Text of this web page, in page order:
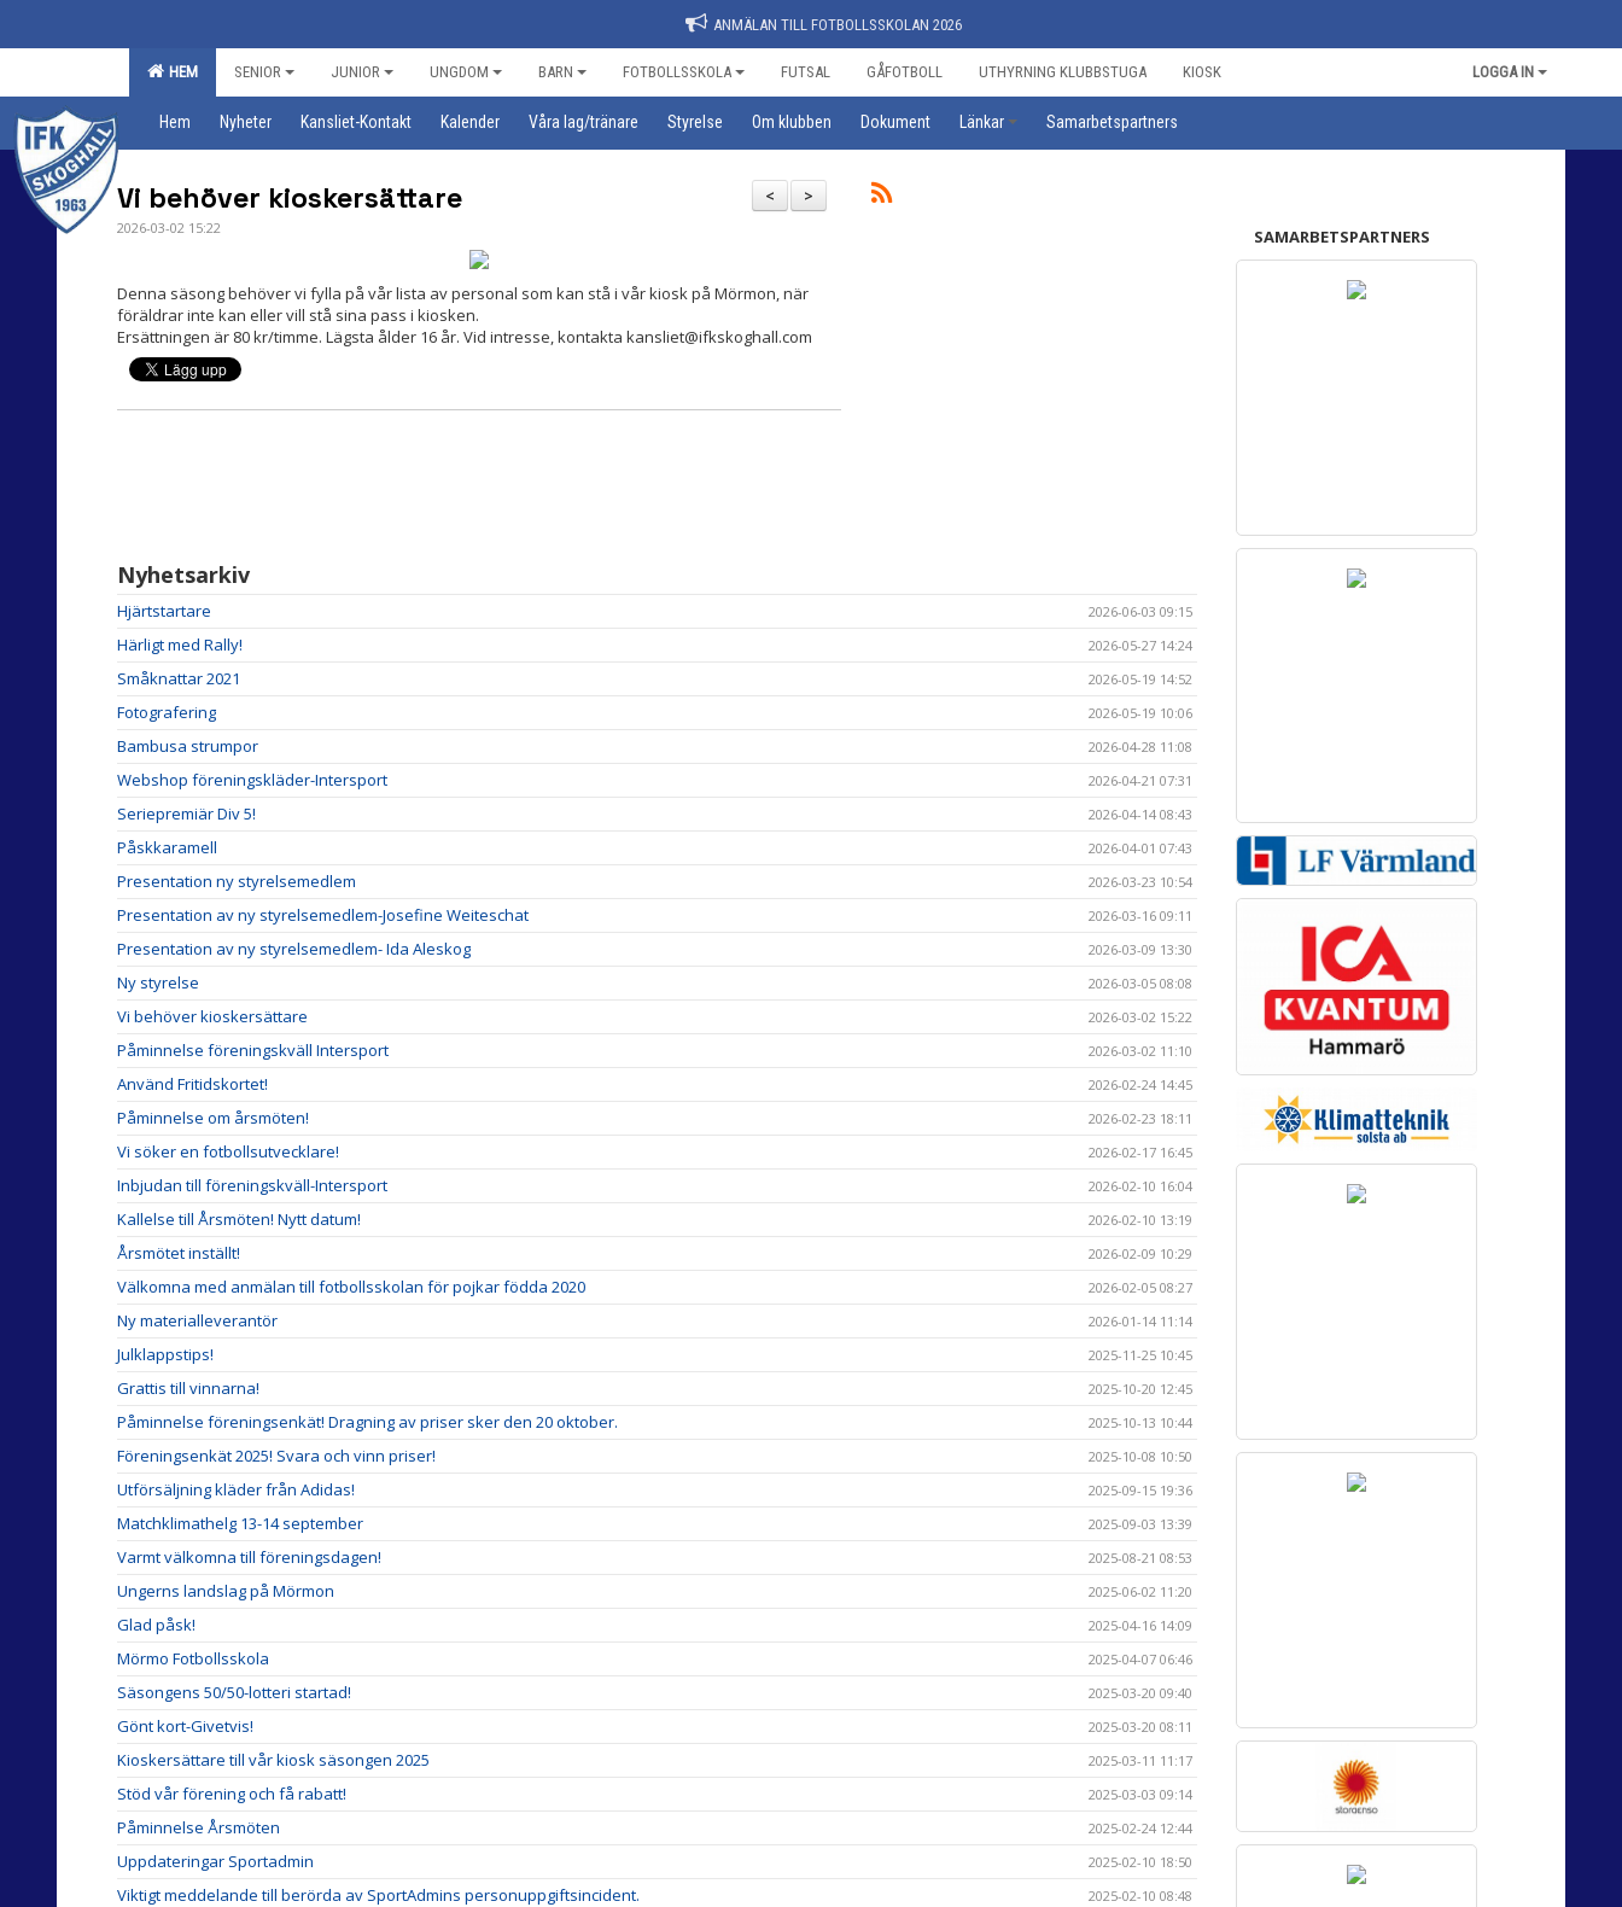
ANMÄLAN TILL FOTBOLLSSKOLAN 2026
HEM SENIOR JUNIOR UNGDOM BARN FOTBOLLSSKOLA FUTSAL GÅFOTBOLL UTHYRNING KLUBBSTUGA KIOSK LOGGA IN
Hem Nyheter Kansliet-Kontakt Kalender Våra lag/tränare Styrelse Om klubben Dokument Länkar Samarbetspartners
>
<
Vi behöver kioskersättare
2026-03-02 15:22
Denna säsong behöver vi fylla på vår lista av personal som kan stå i vår kiosk på Mörmon, när
föräldrar inte kan eller vill stå sina pass i kiosken.
Ersättningen är 80 kr/timme. Lägsta ålder 16 år. Vid intresse, kontakta kansliet@ifkskoghall.com
Nyhetsarkiv
Hjärtstartare 2026-06-03 09:15
Härligt med Rally! 2026-05-27 14:24
Småknattar 2021 2026-05-19 14:52
Fotografering 2026-05-19 10:06
Bambusa strumpor 2026-04-28 11:08
Webshop föreningskläder-Intersport 2026-04-21 07:31
Seriepremiär Div 5! 2026-04-14 08:43
Påskkaramell 2026-04-01 07:43
Presentation ny styrelsemedlem 2026-03-23 10:54
Presentation av ny styrelsemedlem-Josefine Weiteschat 2026-03-16 09:11
Presentation av ny styrelsemedlem- Ida Aleskog 2026-03-09 13:30
Ny styrelse 2026-03-05 08:08
Vi behöver kioskersättare 2026-03-02 15:22
Påminnelse föreningskväll Intersport 2026-03-02 11:10
Använd Fritidskortet! 2026-02-24 14:45
Påminnelse om årsmöten! 2026-02-23 18:11
Vi söker en fotbollsutvecklare! 2026-02-17 16:45
Inbjudan till föreningskväll-Intersport 2026-02-10 16:04
Kallelse till Årsmöten! Nytt datum! 2026-02-10 13:19
Årsmötet inställt! 2026-02-09 10:29
Välkomna med anmälan till fotbollsskolan för pojkar födda 2020 2026-02-05 08:27
Ny materialleverantör 2026-01-14 11:14
Julklappstips! 2025-11-25 10:45
Grattis till vinnarna! 2025-10-20 12:45
Påminnelse föreningsenkät! Dragning av priser sker den 20 oktober. 2025-10-13 10:44
Föreningsenkät 2025! Svara och vinn priser! 2025-10-08 10:50
Utförsäljning kläder från Adidas! 2025-09-15 19:36
Matchklimathelg 13-14 september 2025-09-03 13:39
Varmt välkomna till föreningsdagen! 2025-08-21 08:53
Ungerns landslag på Mörmon 2025-06-02 11:20
Glad påsk! 2025-04-16 14:09
Mörmo Fotbollsskola 2025-04-07 06:46
Säsongens 50/50-lotteri startad! 2025-03-20 09:40
Gönt kort-Givetvis! 2025-03-20 08:11
Kioskersättare till vår kiosk säsongen 2025 2025-03-11 11:17
Stöd vår förening och få rabatt! 2025-03-03 09:14
Påminnelse Årsmöten 2025-02-24 12:44
Uppdateringar Sportadmin 2025-02-10 18:50
Viktigt meddelande till berörda av SportAdmins personuppgiftsincident. 2025-02-10 08:48
SAMARBETSPARTNERS